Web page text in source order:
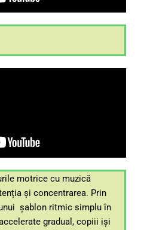
motrice cu muzică
și concentrarea. Prin
șablon ritmic simplu în
gradual, copiii iși